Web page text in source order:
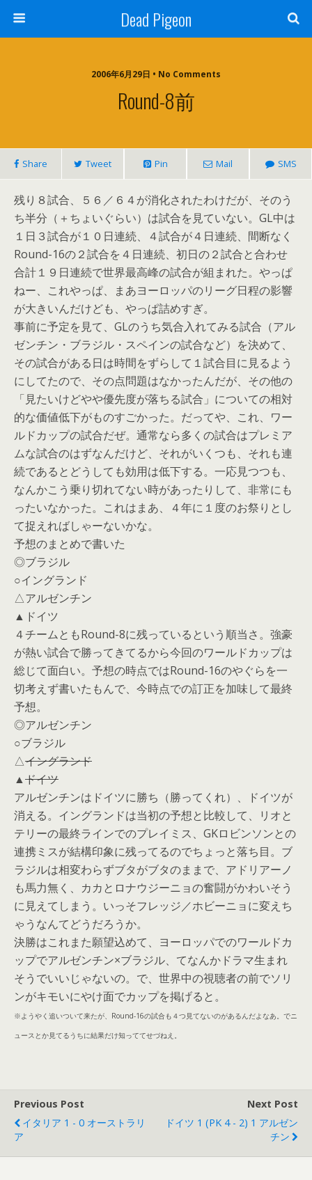
Dead Pigeon
2006年6月29日 • No Comments
Round-8前
Share Tweet Pin Mail SMS
残り８試合、５６／６４が消化されたわけだが、そのう
ち半分（＋ちょいぐらい）は試合を見ていない。GL中は
１日３試合が１０日連続、４試合が４日連続、間断なく
Round-16の２試合を４日連続、初日の２試合と合わせ
合計１９日連続で世界最高峰の試合が組まれた。やっぱ
ねー、これやっぱ、まあヨーロッパのリーグ日程の影響
が大きいんだけども、やっぱ詰めすぎ。
事前に予定を見て、GLのうち気合入れてみる試合（アル
ゼンチン・ブラジル・スペインの試合など）を決めて、
その試合がある日は時間をずらして１試合目に見るよう
にしてたので、その点問題はなかったんだが、その他の
「見たいけどやや優先度が落ちる試合」についての相対
的な価値低下がものすごかった。だってや、これ、ワー
ルドカップの試合だぜ。通常なら多くの試合はプレミア
ムな試合のはずなんだけど、それがいくつも、それも連
続であるとどうしても効用は低下する。一応見つつも、
なんかこう乗り切れてない時があったりして、非常にも
ったいなかった。これはまあ、４年に１度のお祭りとし
て捉えればしゃーないかな。
予想のまとめで書いた
◎ブラジル
○イングランド
△アルゼンチン
▲ドイツ
４チームともRound-8に残っているという順当さ。強豪
が熱い試合で勝ってきてるから今回のワールドカップは
総じて面白い。予想の時点ではRound-16のやぐらを一
切考えず書いたもんで、今時点での訂正を加味して最終
予想。
◎アルゼンチン
○ブラジル
△イングランド
▲ドイツ
アルゼンチンはドイツに勝ち（勝ってくれ）、ドイツが
消える。イングランドは当初の予想と比較して、リオと
テリーの最終ラインでのプレイミス、GKロビンソンとの
連携ミスが結構印象に残ってるのでちょっと落ち目。ブ
ラジルは相変わらずブタがブタのままで、アドリアーノ
も馬力無く、カカとロナウジーニョの奮闘がかわいそう
に見えてしまう。いっそフレッジ／ホビーニョに変えち
ゃうなんてどうだろうか。
決勝はこれまた願望込めて、ヨーロッパでのワールドカ
ップでアルゼンチン×ブラジル、てなんかドラマ生まれ
そうでいいじゃないの。で、世界中の視聴者の前でソリ
ンがキモいにやけ面でカップを掲げると。
※ようやく追いついて来たが、Round-16の試合も４つ見てないのがあるんだよなあ。でニ
ュースとか見てるうちに結果だけ知っててせづねえ。
Previous Post
イタリア 1 - 0 オーストラリ
ア
Next Post
ドイツ 1 (PK 4 - 2) 1 アルゼン
チン